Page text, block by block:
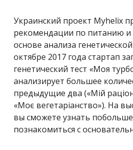
Украинский проект Myhelix
рекомендации по питанию и
основе анализа
октябре 2017 года стартап
генетический тест «Моя
анализирует большее
предыдущие два («Мій
«Моє вегетаріанство»). На
вы сможете узнать
познакомиться с